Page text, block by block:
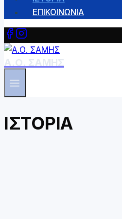
ΕΠΙΚΟΙΝΩΝΙΑ
Α.Ο. ΣΑΜΗΣ
ΙΣΤΟΡΙΑ